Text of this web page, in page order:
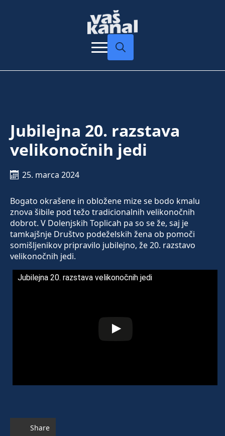
Jubilejna 20. razstava
velikonočnih jedi
25. marca 2024
Bogato okrašene in obložene mize se bodo kmalu
znova šibile pod težo tradicionalnih velikonočnih
dobrot. V Dolenjskih Toplicah pa so se že, saj je
tamkajšnje Društvo podeželskih žena ob pomoči
somišljenikov pripravilo jubilejno, že 20. razstavo
velikonočnih jedi.
Jubilejna 20. razstava velikonočnih jedi
Share